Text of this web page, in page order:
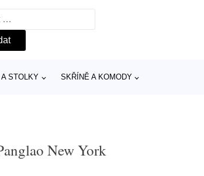
STOLKY SKŘÍNĚ A KOMODY
New York